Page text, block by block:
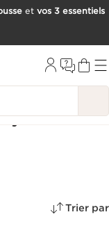
et vos 3 essentiels
et
Trier par